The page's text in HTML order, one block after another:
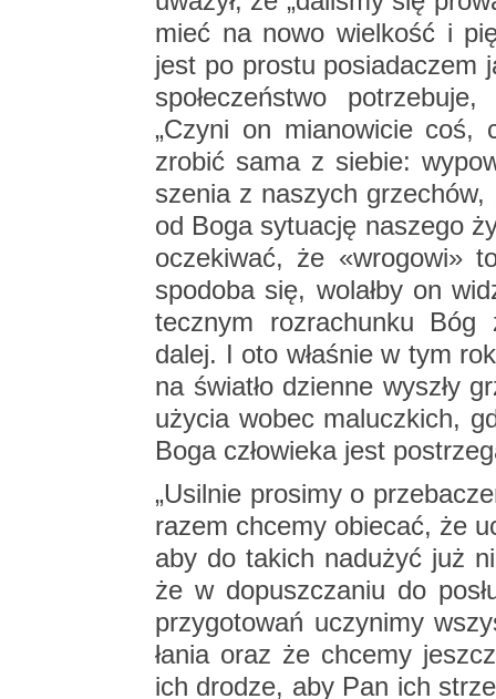
mieć na nowo wiel­kość i
jest po pro­stu po­sia­da­czem
spo­łe­czeń­stwo
„Czyni on mia­no­wi­cie coś,
zro­bić sama z sie­bie:
sze­nia z na­szych
od Boga sy­tu­ację na­sze­go
ocze­ki­wać, że «wro­go­wi»
spodo­ba się, wo­lał­by on
tecz­nym roz­ra­chun­ku Bóg
dalej. I oto wła­śnie w tym
na świa­tło dzien­ne wy­szły
uży­cia wobec ma­lucz­kich,
Boga czło­wie­ka jest
„Usil­nie pro­si­my o
ra­zem chce­my obie­cać, że
aby do ta­kich nad­użyć już
że w do­pusz­cza­niu do
przy­go­to­wań uczy­ni­my
ła­nia oraz że chce­my
ich dro­dze, aby Pan ich